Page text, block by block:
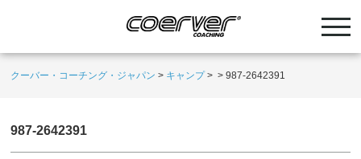
クーバー・コーチング・ジャパン > キャンプ> >987-2642391
987-2642391